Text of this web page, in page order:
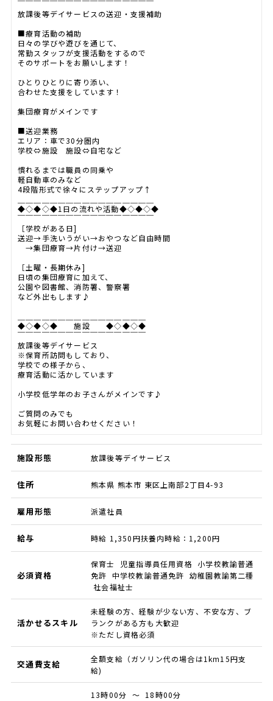
￣￣￣￣￣￣￣￣￣￣￣￣￣￣￣￣￣
放課後等デイサービスの送迎・支援補助
■療育活動の補助
日々の学びや遊びを通じて、
常勤スタッフが支援活動をするので
そのサポートをお願いします！
ひとりひとりに寄り添い、
合わせた支援をしています！
集団療育がメインです
■送迎業務
エリア：車で30分圏内
学校⇔施設 施設⇔自宅など
慣れるまでは職員の同乗や
軽自動車のみなど
4段階形式で徐々にステップアップ↑
◆◇◆◇◆1日の流れや活動◆◇◆◇◆
￣￣￣￣￣￣￣￣￣￣￣￣￣￣￣￣￣
［学校がある日]
送迎→手洗いうがい→おやつなど自由時間
→集団療育→片付け→送迎
［土曜・長期休み]
日頃の集団療育に加えて、
公園や図書館、消防署、警察署
など外出もします♪
◆◇◆◇◆ 施設 ◆◇◆◇◆
￣￣￣￣￣￣￣￣￣￣￣￣￣￣￣￣
放課後等デイサービス
※保育所訪問もしており、
学校での様子から、
療育活動に活かしています
小学校低学年のお子さんがメインです♪
ご質問のみでも
お気軽にお問い合わせください！
施設形態 放課後等デイサービス
住所 熊本県 熊本市 東区上南部2丁目4-93
雇用形態 派遣社員
給与 時給 1,350円扶養内時給：1,200円
必須資格
保育士 児童指導員任用資格 小学校教諭普通
免許 中学校教諭普通免許 幼稚園教諭第二種
社会福祉士
活かせるスキル
未経験の方、経験が少ない方、不安な方、ブ
ランクがある方も大歓迎
※ただし資格必須
交通費支給
全額支給（ガソリン代の場合は1km15円支
給)
13時00分 ～ 18時00分